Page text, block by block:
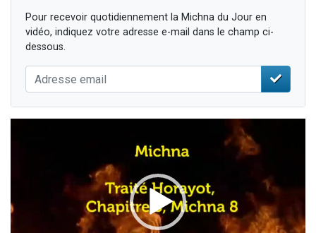
Pour recevoir quotidiennement la Michna du Jour en
vidéo, indiquez votre adresse e-mail dans le champ ci-
dessous.